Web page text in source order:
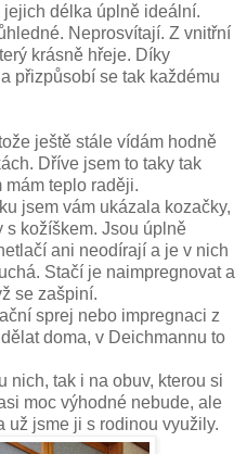
jejich délka úplně ideální.
Neprosvítají. Z vnitřní
krásně hřeje. Díky
přizpůsobí se tak každému
ještě stále vídám hodně
Dříve jsem to taky tak
mám teplo raději.
jsem vám ukázala kozačky,
s kožíškem. Jsou úplně
ani neodírají a je v nich
Stačí je naimpregnovat a
se zašpiní.
sprej nebo impregnaci z
doma, v Deichmannu to
nich, tak i na obuv, kterou si
moc výhodné nebude, ale
už jsme ji s rodinou využily.